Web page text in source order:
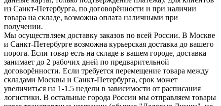
из Санкт-Петербурга, по договорённости и при наличии
товара на складе, возможна оплата наличными при
получении.
Мы осуществляем доставку заказов по всей России. В Москве
и Санкт-Петербурге возможна курьерская доставка до вашего
порога. Если товар есть на складе в вашем городе, доставка
занимает до 2 рабочих дней по предварительной
договорённости. Если требуется перемещение товара между
складами Москвы и Санкт-Петербурга, срок может
увеличиться на 1-1.5 недели в зависимости от расписания
логистики. В остальные города России мы отправляем товары